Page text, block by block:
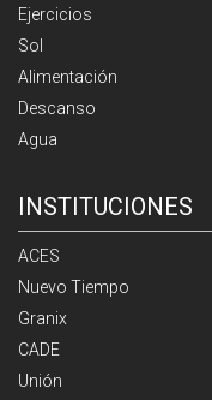
Ejercicios
Sol
Alimentación
Descanso
Agua
INSTITUCIONES
ACES
Nuevo Tiempo
Granix
CADE
Unión